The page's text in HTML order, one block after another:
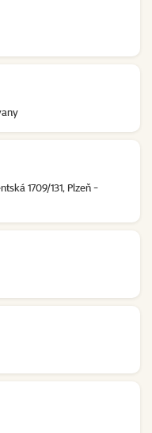
1709/131, Plzeň -